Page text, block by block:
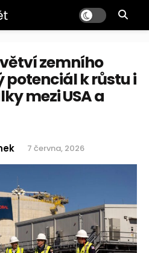
zemního
potenciál k růstu i
mezi USA a
7 června, 2026